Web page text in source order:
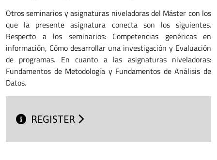
Otros seminarios y asignaturas niveladoras del Máster con los
que la presente asignatura conecta son los siguientes.
Respecto a los seminarios: Competencias genéricas en
información, Cómo desarrollar una investigación y Evaluación
de programas. En cuanto a las asignaturas niveladoras:
Fundamentos de Metodología y Fundamentos de Análisis de
Datos.
REGISTER